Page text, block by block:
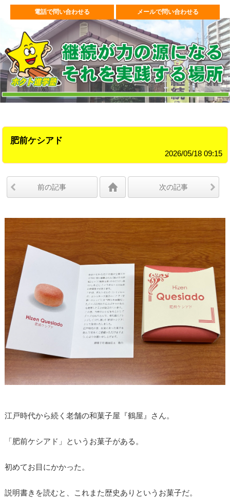
電話で問い合わせる メールで問い合わせる
肥前ケシアド
2026/05/18 09:15
前の記事 次の記事
江戸時代から続く老舗の和菓子屋『鶴屋』さん。
「肥前ケシアド」というお菓子がある。
初めてお目にかかった。
説明書きを読むと、これまた歴史ありというお菓子だ。